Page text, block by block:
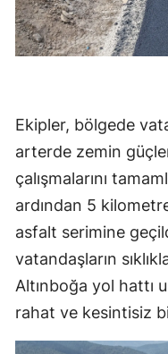
Ekipler, bölgede
arterde zemin
çalışmalarını
ardından 5
asfalt serimine
vatandaşların
Altınboğa yol hattı
rahat ve kesintisiz